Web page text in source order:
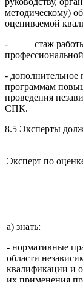
методическому)
оцениваемой
- стаж работы
- дополнительное
программам
проведения
СПК.
8.5 Эксперты
Эксперт по
а) знать:
- нормативные
области
квалификации и
их применения